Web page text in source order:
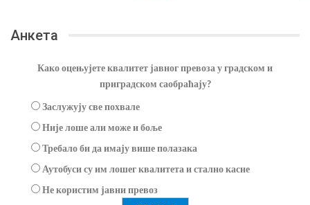
Анкета
Како оцењујете квалитет јавног превоза у градском и
приградском саобраћају?
Заслужују све похвале
Није лоше али може и боље
Требало би да имају више полазака
Аутобуси су им лошег квалитета и стално касне
Не користим јавни превоз